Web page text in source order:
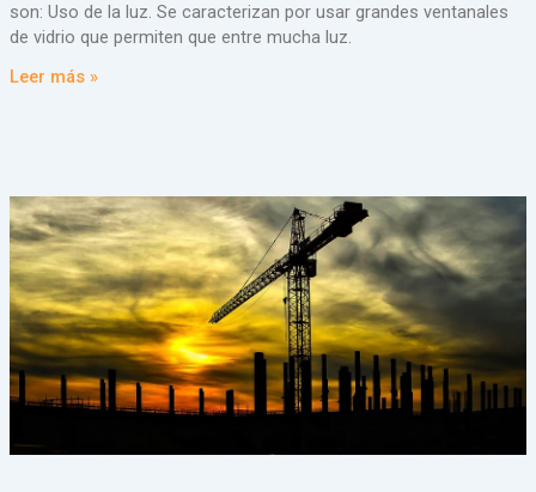
son: Uso de la luz. Se caracterizan por usar grandes ventanales
de vidrio que permiten que entre mucha luz.
Leer más »